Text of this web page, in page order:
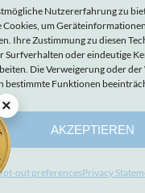
Nutzererfahrung zu
Cookies, um
Ihre Zustimmung zu diesen
Surfverhalten oder eindeutige
Die Verweigerung oder
bestimmte Funktionen
AKZEPTIEREN
out preferencesPrivacy
Impressum
Datenschutzerklärung
© 2026 MIBOOKO | Alle Rechte
×